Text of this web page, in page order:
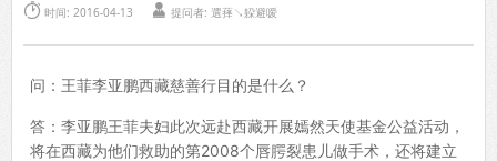
 时间: 2016-04-13  提问者: 選萚↘躱避嗳
问：王菲李亚鹏西藏慈善行目的是什么？
答：李亚鹏王菲夫妇此次远赴西藏开展嫣然天使基金公益活动，
将在西藏为他们救助的第2008个唇腭裂患儿做手术，还将建立